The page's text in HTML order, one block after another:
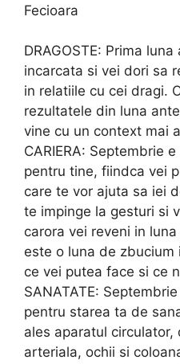
Fecioara
DRAGOSTE: Prima
incarcata si vei dori sa
in relatiile cu cei dragi.
rezultatele din luna
vine cu un context mai
CARIERA: Septembrie
pentru tine, fiindca vei
care te vor ajuta sa iei
te impinge la gesturi si
carora vei reveni in
este o luna de
ce vei putea face si ce
SANATATE:
pentru starea ta de
ales aparatul circulator,
arteriala, ochii si